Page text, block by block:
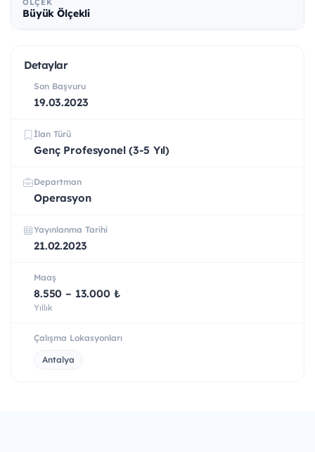
ÖLÇEK
Büyük Ölçekli
Detaylar
Son Başvuru
19.03.2023
İlan Türü
Genç Profesyonel (3-5 Yıl)
Departman
Operasyon
Yayınlanma Tarihi
21.02.2023
Maaş
8.550 – 13.000 ₺
Yıllık
Çalışma Lokasyonları
Antalya